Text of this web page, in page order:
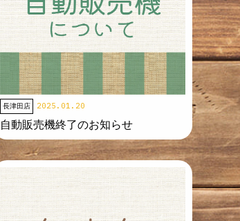
長津田店 2025.01.20
自動販売機終了のお知らせ